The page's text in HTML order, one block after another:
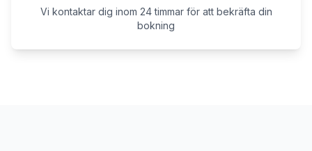
Vi kontaktar dig inom 24 timmar för att bekräfta din
bokning